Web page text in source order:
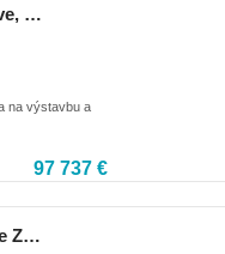
Predaj apartmánov pri Zemplínskej Šírave, SPILL Apartments Šírava
na výstavbu a
97 737 €
1-izbové apartmány v exkluzívnej lokalite Zemplínskej Šíravy